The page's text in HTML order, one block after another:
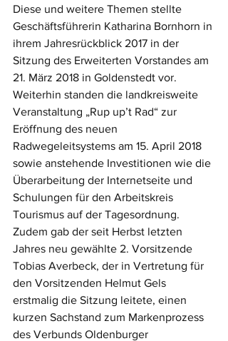
Diese und weitere Themen stellte
Geschäftsführerin Katharina Bornhorn in
ihrem Jahresrückblick 2017 in der
Sitzung des Erweiterten Vorstandes am
21. März 2018 in Goldenstedt vor.
Weiterhin standen die landkreisweite
Veranstaltung „Rup up’t Rad“ zur
Eröffnung des neuen
Radwegeleitsystems am 15. April 2018
sowie anstehende Investitionen wie die
Überarbeitung der Internetseite und
Schulungen für den Arbeitskreis
Tourismus auf der Tagesordnung.
Zudem gab der seit Herbst letzten
Jahres neu gewählte 2. Vorsitzende
Tobias Averbeck, der in Vertretung für
den Vorsitzenden Helmut Gels
erstmalig die Sitzung leitete, einen
kurzen Sachstand zum Markenprozess
des Verbunds Oldenburger